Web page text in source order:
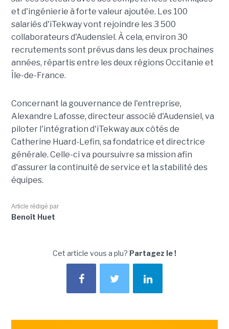
et d'ingénierie à forte valeur ajoutée. Les 100
salariés d'iTekway vont rejoindre les 3 500
collaborateurs d'Audensiel. À cela, environ 30
recrutements sont prévus dans les deux prochaines
années, répartis entre les deux régions Occitanie et
Île-de-France.
Concernant la gouvernance de l'entreprise,
Alexandre Lafosse, directeur associé d'Audensiel, va
piloter l'intégration d'iTekway aux côtés de
Catherine Huard-Lefin, sa fondatrice et directrice
générale. Celle-ci va poursuivre sa mission afin
d'assurer la continuité de service et la stabilité des
équipes.
Article rédigé par
Benoît Huet
Cet article vous a plu? Partagez le !